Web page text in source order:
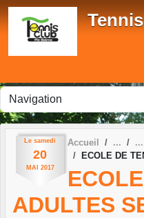
Le samedi
20
MAI 2017
Accueil
ECOLE DE
ADULTES
Panneau de gestion des